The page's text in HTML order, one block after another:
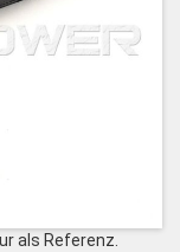
als Referenz.